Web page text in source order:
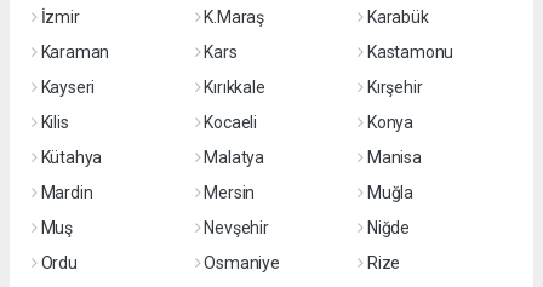
İzmir
K.Maraş
Karabük
Karaman
Kars
Kastamonu
Kayseri
Kırıkkale
Kırşehir
Kilis
Kocaeli
Konya
Kütahya
Malatya
Manisa
Mardin
Mersin
Muğla
Muş
Nevşehir
Niğde
Ordu
Osmaniye
Rize